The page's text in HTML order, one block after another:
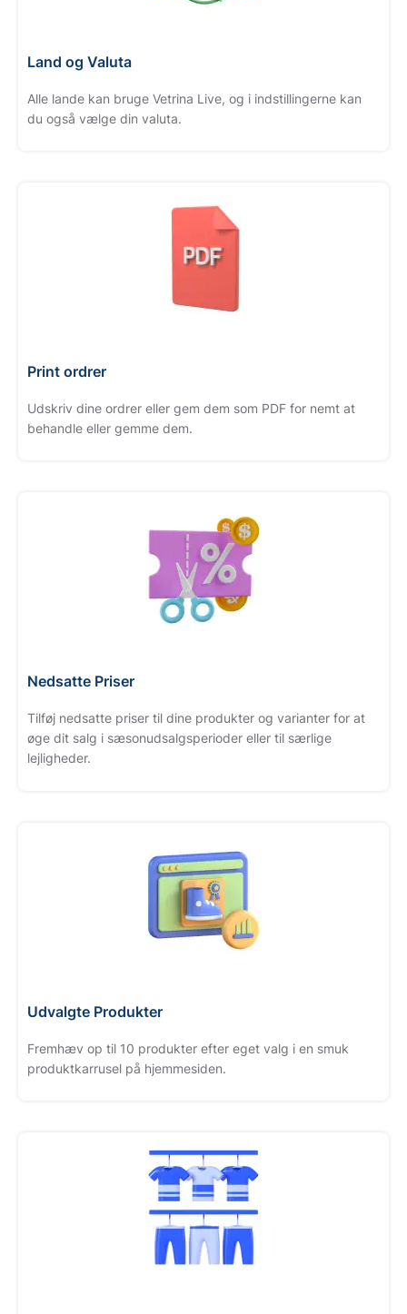
Land og Valuta
Alle lande kan bruge Vetrina Live, og i indstillingerne kan
du også vælge din valuta.
Print ordrer
Udskriv dine ordrer eller gem dem som PDF for nemt at
behandle eller gemme dem.
Nedsatte Priser
Tilføj nedsatte priser til dine produkter og varianter for at
øge dit salg i sæsonudsalgsperioder eller til særlige
lejligheder.
Udvalgte Produkter
Fremhæv op til 10 produkter efter eget valg i en smuk
produktkarrusel på hjemmesiden.